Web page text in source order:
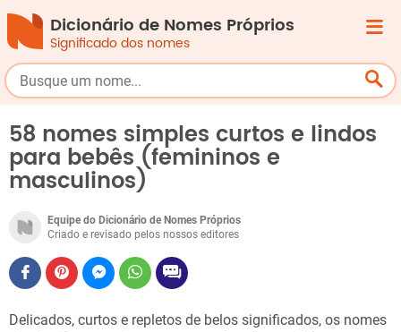
Dicionário de Nomes Próprios
Significado dos nomes
58 nomes simples curtos e lindos
para bebês (femininos e
masculinos)
Equipe do Dicionário de Nomes Próprios
Criado e revisado pelos nossos editores
Delicados, curtos e repletos de belos significados, os nomes